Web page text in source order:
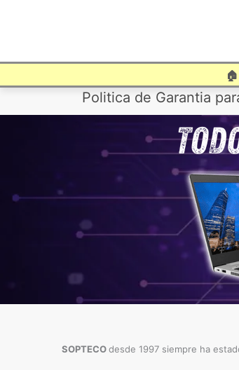
Ir
Politica de Garantia
SOPTECOdesde 1997 siempre ha